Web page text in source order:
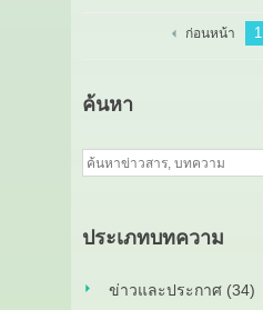
ก่อนหน้า 1
ค้นหา
ประเภทบทความ
ข่าวและประกาศ (34)